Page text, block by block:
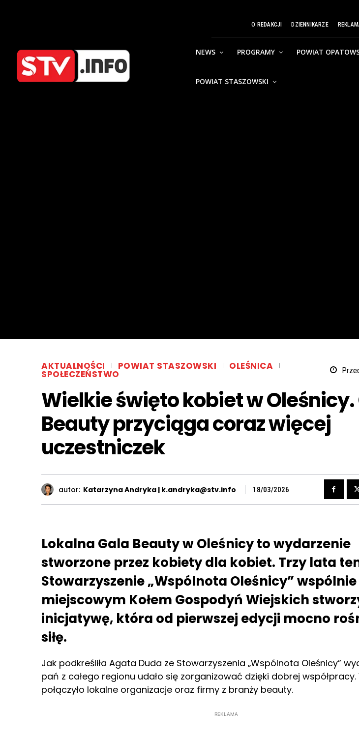
O REDAKCJI DZIENNIKARZE
NEWS PROGRAMY POWIAT
POWIAT STASZOWSKI
AKTUALNOŚCI POWIAT STASZOWSKI OLEŚNICA
SPOŁECZEŃSTWO
Wielkie święto kobiet w Oleśnicy.
Beauty przyciąga coraz więcej
uczestniczek
autor: Katarzyna Andryka | k.andryka@stv.info 18/03/2026
Lokalna Gala Beauty w Oleśnicy to wydarzenie
stworzone przez kobiety dla kobiet. Trzy lata
Stowarzyszenie „Wspólnota Oleśnicy” wspólnie
miejscowym Kołem Gospodyń Wiejskich
inicjatywę, która od pierwszej edycji mocno
siłę.
Jak podkreśliła Agata Duda ze Stowarzyszenia „Wspólnota Oleśnicy”
pań z całego regionu udało się zorganizować dzięki dobrej
połączyło lokalne organizacje oraz firmy z branży beauty.
REKLAMA